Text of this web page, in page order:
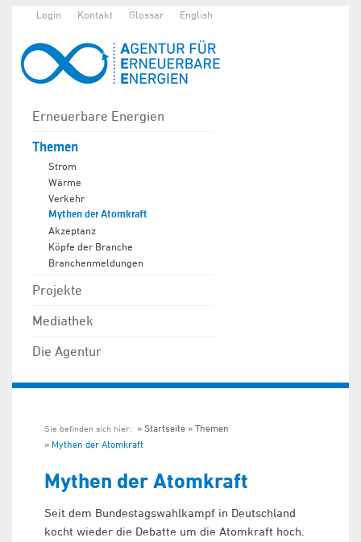
Login Kontakt Glossar English
Erneuerbare Energien
Themen
Strom
Wärme
Verkehr
Mythen der Atomkraft
Akzeptanz
Köpfe der Branche
Branchenmeldungen
Projekte
Mediathek
Die Agentur
Sie befinden sich hier: Startseite
Themen
Mythen der Atomkraft
Mythen der Atomkraft
Seit dem Bundestagswahlkampf in Deutschland
kocht wieder die Debatte um die Atomkraft hoch.